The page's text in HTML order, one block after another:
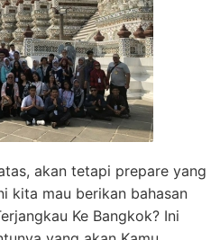
akan tetapi prepare yang
kita mau berikan bahasan
Ke Bangkok? Ini